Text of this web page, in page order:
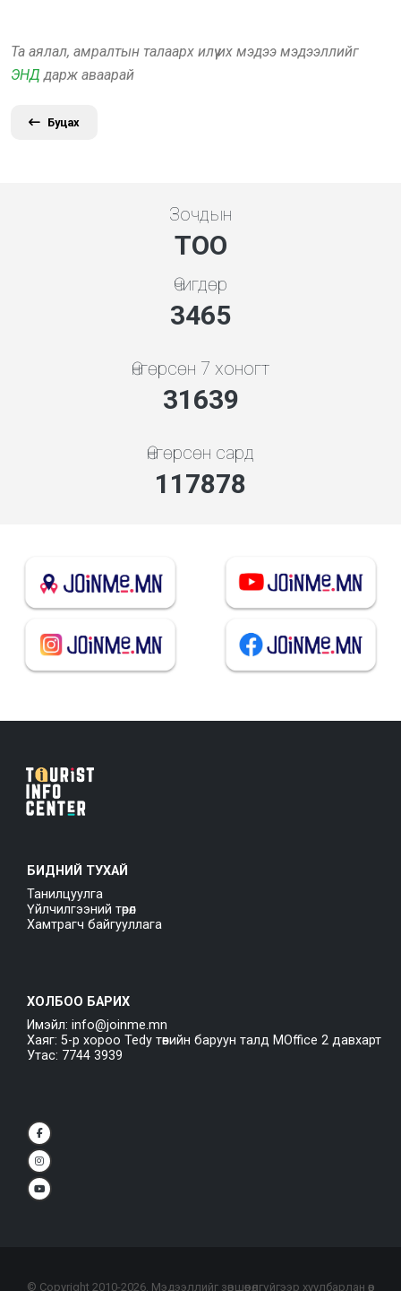
Та аялал, амралтын талаарх илүү их мэдээ мэдээллийг
ЭНД дарж аваарай
Буцах
Зочдын
ТОО
Өчигдөр
3731
Өнгөрсөн 7 хоногт
34073
Өнгөрсөн сард
126945
БИДНИЙ ТУХАЙ
Танилцуулга
Үйлчилгээний төрөл
Хамтрагч байгууллага
ХОЛБОО БАРИХ
Имэйл: info@joinme.mn
Хаяг: 5-р хороо Tedy төвийн баруун талд MOffice 2 давхарт
Утас: 7744 3939
© Copyright 2010-2026. Мэдээллийг зөвшөөрөлгүйгээр хуулбарлан өөр